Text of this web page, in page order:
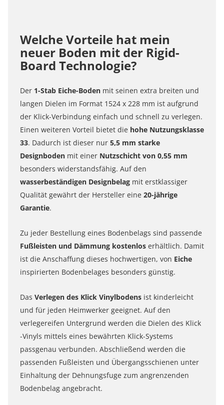
Welche Vorteile hat mein
neuer Boden mit der Rigid-
Board Technologie?
Der 1-Stab Eiche-Boden mit seinen extra breiten und
langen Dielen im Format 1524 x 228 mm ist aufgrund
der Klick-Verbindung einfach und schnell zu verlegen.
Einen weiteren Vorteil bietet die hohe Nutzungsklasse
33. Dadurch ist dieser nur 5,5 mm starke
Designboden mit einer Nutzschicht von 0,55 mm
besonders widerstandsfähig. Auf den
wasserbeständigen Designbelag mit erstklassiger
Qualität gewährt der Hersteller eine 20-jährige
Garantie.
Zu jeder Bestellung eines Bodenbelags sind passende
Fußleisten und Dämmung kostenlos erhältlich. Damit
ist die Anschaffung dieses hochwertigen, von Eiche
inspirierten Bodenbelages besonders günstig.
Das Verlegen des Klick Vinylbodens ist kinderleicht
und für jeden Heimwerker geeignet. Auf den
verlegereifen Untergrund werden die Dielen des Klick
-Vinyls mittels eines bewährten Klick-Systems
passgenau verbunden. Abschließend werden die
passenden Fußleisten und Übergangsschienen unter
Einhaltung der Dehnungsfuge zum angrenzenden
Bodenbelag angebracht.